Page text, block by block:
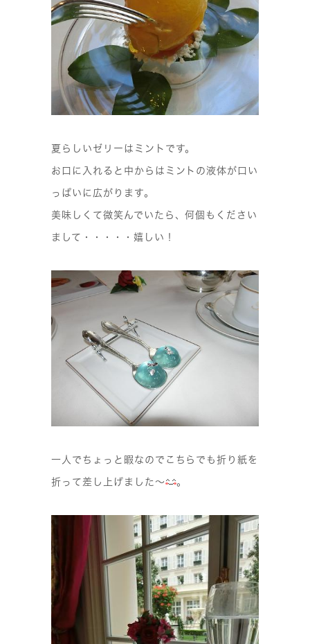
夏らしいゼリーはミントです。
お口に入れると中からはミントの液体が口い
っぱいに広がります。
美味しくて微笑んでいたら、何個もください
まして・・・・・嬉しい！
一人でちょっと暇なのでこちらでも折り紙を
折って差し上げました〜 。